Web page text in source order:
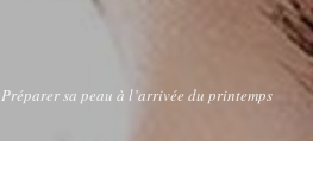
Préparer sa peau à l’arrivée du printemps